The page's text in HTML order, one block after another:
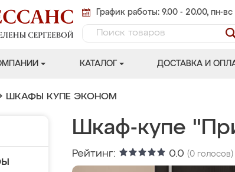
График работы: 9.00 - 20.00, пн-вс
КАТАЛОГ ДОСТАВКА И
ШКАФЫ КУПЕ ЭКОНОМ
Шкаф-купе
Рейтинг: 0.0 (0 голосов)